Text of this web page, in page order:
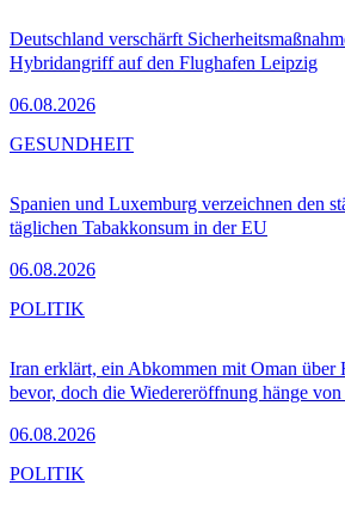
Deutschland verschärft
Hybridangriff auf den Flughafen Leipzig
06.08.2026
Spanien und Luxemburg verzeichnen den
täglichen Tabakkonsum in der EU
06.08.2026
GESUNDHEIT
Iran erklärt, ein Abkommen mit Oman über
bevor, doch die Wiedereröffnung hänge
06.08.2026
POLITIK
POLITIK